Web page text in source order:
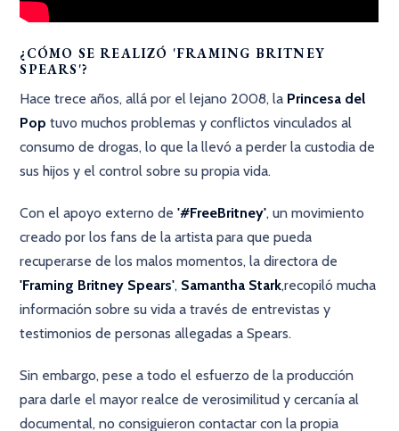
¿CÓMO SE REALIZÓ 'FRAMING BRITNEY
SPEARS'?
Hace trece años, allá por el lejano 2008, la Princesa del
Pop tuvo muchos problemas y conflictos vinculados al
consumo de drogas, lo que la llevó a perder la custodia de
sus hijos y el control sobre su propia vida.
Con el apoyo externo de'#FreeBritney', un movimiento
creado por los fans de la artista para que pueda
recuperarse de los malos momentos, la directora de
'Framing Britney Spears', Samantha Stark,recopiló mucha
información sobre su vida a través de entrevistas y
testimonios de personas allegadas a Spears.
Sin embargo, pese a todo el esfuerzo de la producción
para darle el mayor realce de verosimilitud y cercanía al
documental, no consiguieron contactar con la propia